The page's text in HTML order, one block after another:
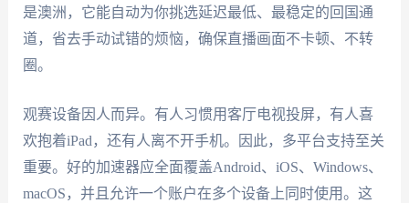
是澳洲，它能自动为你挑选延迟最低、最稳定的回国通
道，省去手动试错的烦恼，确保直播画面不卡顿、不转
圈。
观赛设备因人而异。有人习惯用客厅电视投屏，有人喜
欢抱着iPad，还有人离不开手机。因此，多平台支持至关
重要。好的加速器应全面覆盖Android、iOS、Windows、
macOS，并且允许一个账户在多个设备上同时使用。这